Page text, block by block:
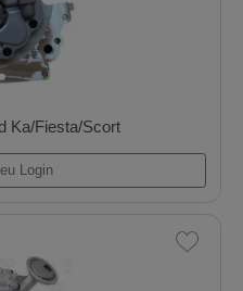
Passat/1.6/1.8 C/